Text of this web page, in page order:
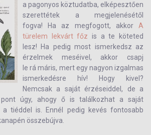
a pagonyos köztudatba, elképesztően
szerettétek a megjelenésétől
fogva! Ha az megfogott, akkor A
türelem lekvárt főz is a te köteted
lesz! Ha pedig most ismerkedsz az
érzelmek meséivel, akkor csapj
le rá máris, mert egy nagyon izgalmas
ismerkedésre hív! Hogy kivel?
Nemcsak a saját érzéseiddel, de a
úgy, ahogy ő is találkozhat a saját
a tiéddel is. Ennél pedig kevés fontosabb
összebújva.